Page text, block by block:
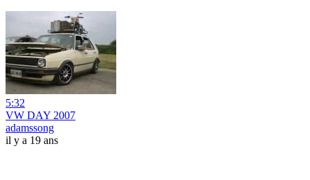
5:32
VW DAY 2007
adamssong
il y a 19 ans